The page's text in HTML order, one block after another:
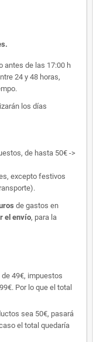
.
antes de las 17:00 h
24 y 48 horas,
los días
de hasta 50€ ->
excepto festivos
de gastos en
el envío, para la
49€, impuestos
Por lo que el total
sea 50€, pasará
el total quedaría